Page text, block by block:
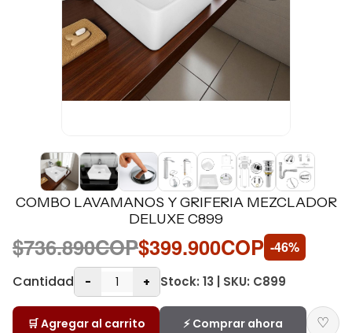
COMBO LAVAMANOS Y GRIFERIA MEZCLADOR
DELUXE C899
$736.890COP$399.900COP -46%
Cantidad
- + Stock: 13 | SKU: C899
🛒 Agregar al carrito ⚡ Comprar ahora ♡